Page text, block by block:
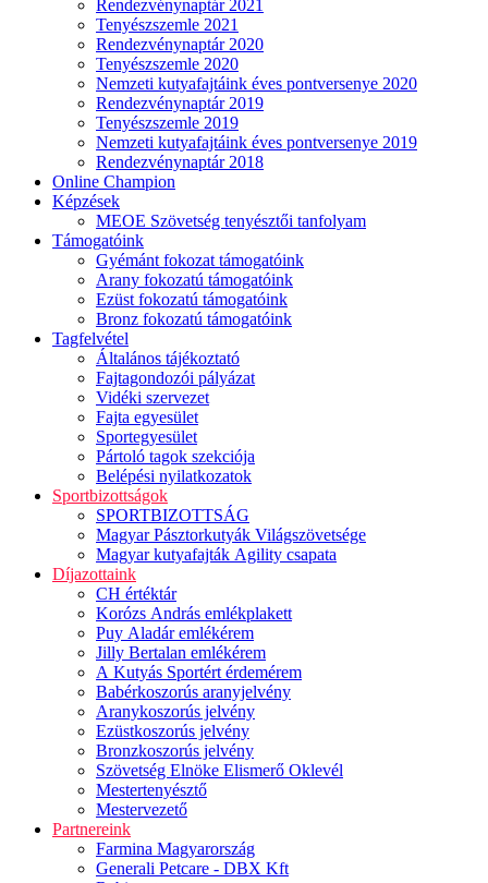
Rendezvénynaptár 2021
Tenyészszemle 2021
Rendezvénynaptár 2020
Tenyészszemle 2020
Nemzeti kutyafajtáink éves pontversenye 2020
Rendezvénynaptár 2019
Tenyészszemle 2019
Nemzeti kutyafajtáink éves pontversenye 2019
Rendezvénynaptár 2018
Online Champion
Képzések
MEOE Szövetség tenyésztői tanfolyam
Támogatóink
Gyémánt fokozat támogatóink
Arany fokozatú támogatóink
Ezüst fokozatú támogatóink
Bronz fokozatú támogatóink
Tagfelvétel
Általános tájékoztató
Fajtagondozói pályázat
Vidéki szervezet
Fajta egyesület
Sportegyesület
Pártoló tagok szekciója
Belépési nyilatkozatok
Sportbizottságok
SPORTBIZOTTSÁG
Magyar Pásztorkutyák Világszövetsége
Magyar kutyafajták Agility csapata
Díjazottaink
CH értéktár
Korózs András emlékplakett
Puy Aladár emlékérem
Jilly Bertalan emlékérem
A Kutyás Sportért érdemérem
Babérkoszorús aranyjelvény
Aranykoszorús jelvény
Ezüstkoszorús jelvény
Bronzkoszorús jelvény
Szövetség Elnöke Elismerő Oklevél
Mestertenyésztő
Mestervezető
Partnereink
Farmina Magyarország
Generali Petcare - DBX Kft